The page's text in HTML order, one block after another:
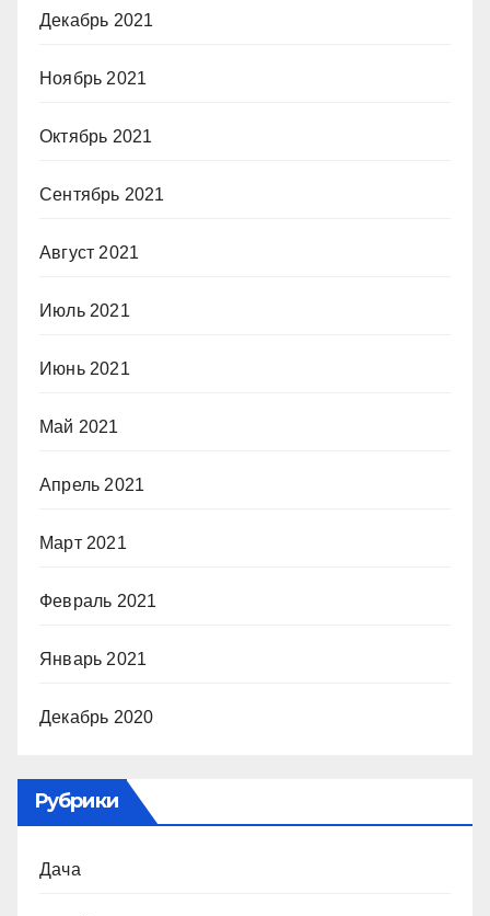
Декабрь 2021
Ноябрь 2021
Октябрь 2021
Сентябрь 2021
Август 2021
Июль 2021
Июнь 2021
Май 2021
Апрель 2021
Март 2021
Февраль 2021
Январь 2021
Декабрь 2020
Рубрики
Дача